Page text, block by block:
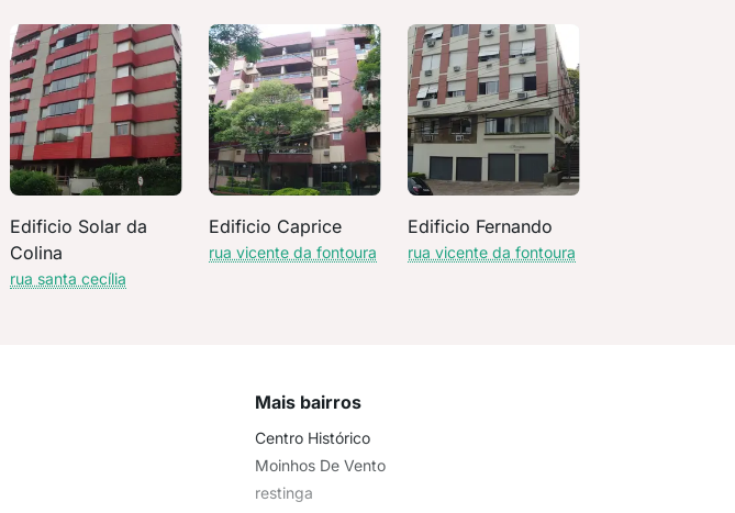
Edificio Solar da
Colina
rua santa cecília
Edificio Caprice
rua vicente da fontoura
Edificio Fernando
rua vicente da fontoura
Mais bairros
Centro Histórico
Moinhos De Vento
restinga